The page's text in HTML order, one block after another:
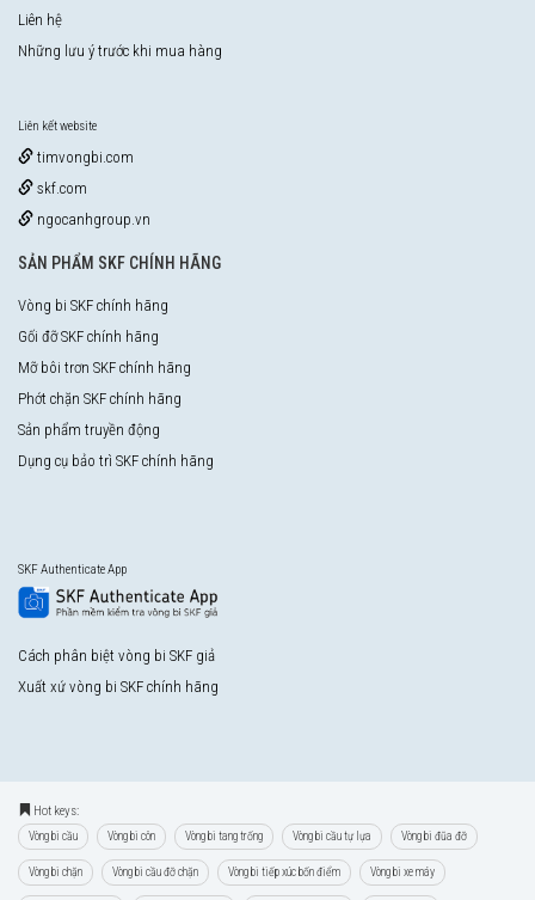
Liên hệ
Những lưu ý trước khi mua hàng
Liên kết website
timvongbi.com
skf.com
ngocanhgroup.vn
SẢN PHẨM SKF CHÍNH HÃNG
Vòng bi SKF chính hãng
Gối đỡ SKF chính hãng
Mỡ bôi trơn SKF chính hãng
Phớt chặn SKF chính hãng
Sản phẩm truyền động
Dụng cụ bảo trì SKF chính hãng
SKF Authenticate App
Cách phân biệt vòng bi SKF giả
Xuất xứ vòng bi SKF chính hãng
Hot keys:
Vòng bi cầu Vòng bi côn Vòng bi tang trống Vòng bi cầu tự lựa Vòng bi đũa đỡ
Vòng bi chặn Vòng bi cầu đỡ chặn Vòng bi tiếp xúc bốn điểm Vòng bi xe máy